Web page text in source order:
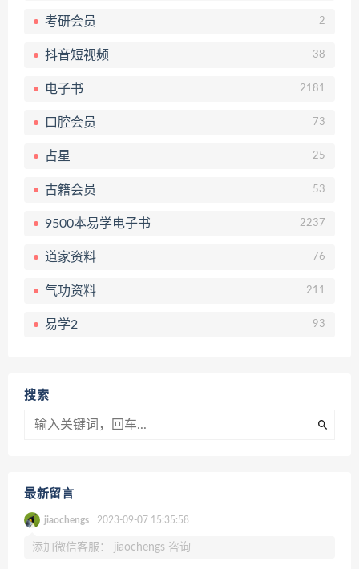
考研会员 2
抖音短视频 38
电子书 2181
口腔会员 73
占星 25
古籍会员 53
9500本易学电子书 2237
道家资料 76
气功资料 211
易学2 93
搜索
最新留言
jiaochengs 2023-09-07 15:35:58
添加微信客服： jiaochengs 咨询